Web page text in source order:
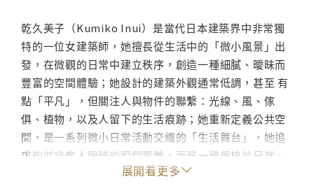
乾久美子（Kumiko Inui）是當代日本建築界中非常獨
特的一位女建築師，她擅長從生活中的「微小風景」出
發，在微觀的日常中建立秩序，創造一種細膩、曖昧而
豐富的空間體驗；她設計的建築外觀通常低調，甚至 有
點「平凡」，但關注人與物件的聯繫：光線、風、傢
俱、植物，以及人留下的生活痕跡；她重新定義公共空
間，是一系列微小日常活動交織的「生活舞台」，她追
求的並非奪人眼球的瞬間驚艷，而是一種根植於日常、
讓人能在不知不覺間感受到豐富與關懷的長期「生活風
展開看更多